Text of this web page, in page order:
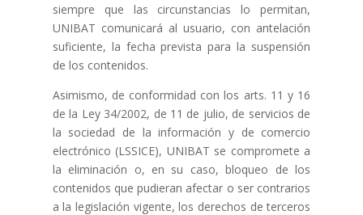
siempre que las circunstancias lo permitan,
UNIBAT comunicará al usuario, con antelación
suficiente, la fecha prevista para la suspensión
de los contenidos.
Asimismo, de conformidad con los arts. 11 y 16
de la Ley 34/2002, de 11 de julio, de servicios de
la sociedad de la información y de comercio
electrónico (LSSICE), UNIBAT se compromete a
la eliminación o, en su caso, bloqueo de los
contenidos que pudieran afectar o ser contrarios
a la legislación vigente, los derechos de terceros